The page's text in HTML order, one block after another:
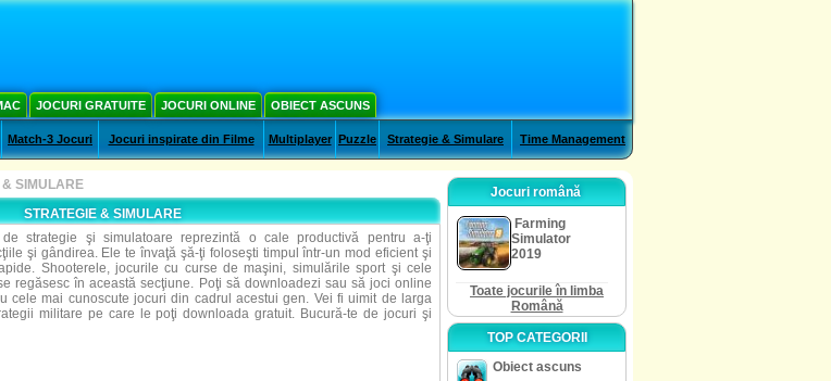
JOCURI GRATUITE JOCURI ONLINE OBIECT ASCUNS
Match-3 Jocuri Jocuri inspirate din Filme Multiplayer Puzzle Strategie & Simulare Time Management
& SIMULARE
STRATEGIE & SIMULARE
strategie şi simulatoare reprezintă o cale productivă pentru a-ţi
şi gândirea. Ele te învaţă şă-ţi foloseşti timpul într-un mod eficient şi
Shooterele, jocurile cu curse de maşini, simulările sport şi cele
regăsesc în această secţiune. Poţi să downloadezi sau să joci online
cele mai cunoscute jocuri din cadrul acestui gen. Vei fi uimit de larga
militare pe care le poţi downloada gratuit. Bucură-te de jocuri şi
Jocuri română
Farming
Simulator
2019
Toate jocurile în limba
Română
TOP CATEGORII
Obiect ascuns